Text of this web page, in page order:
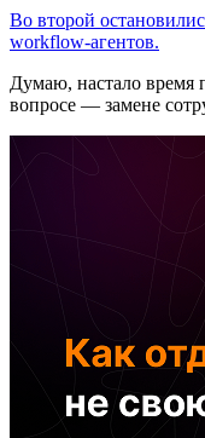
Во второй
workflow-агентов.
Думаю, настало время
вопросе — замене